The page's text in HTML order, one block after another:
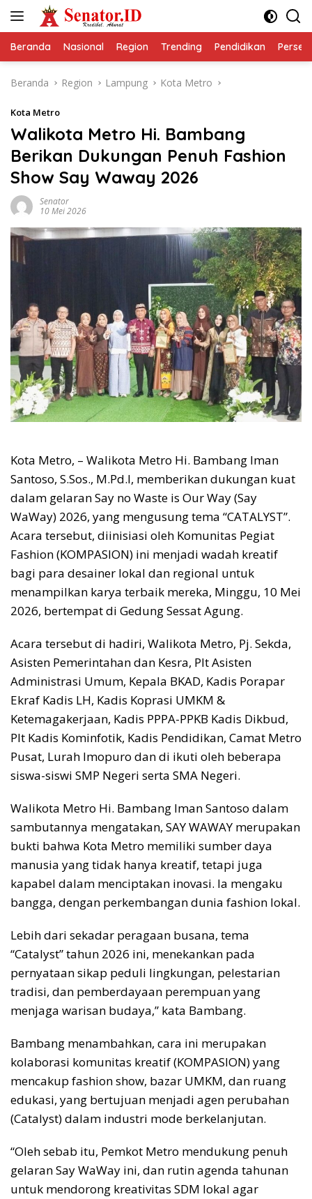
Beranda Nasional Region Trending Pendidikan
Beranda Region Lampung Kota Metro
Kota Metro
Walikota Metro Hi. Bambang
Berikan Dukungan Penuh Fashion
Show Say Waway 2026
Senator
10 Mei 2026
Kota Metro, – Walikota Metro Hi. Bambang Iman
Santoso, S.Sos., M.Pd.I, memberikan dukungan kuat
dalam gelaran Say no Waste is Our Way (Say
WaWay) 2026, yang mengusung tema “CATALYST”.
Acara tersebut, diinisiasi oleh Komunitas Pegiat
Fashion (KOMPASION) ini menjadi wadah kreatif
bagi para desainer lokal dan regional untuk
menampilkan karya terbaik mereka, Minggu, 10 Mei
2026, bertempat di Gedung Sessat Agung.
Acara tersebut di hadiri, Walikota Metro, Pj. Sekda,
Asisten Pemerintahan dan Kesra, Plt Asisten
Administrasi Umum, Kepala BKAD, Kadis Porapar
Ekraf Kadis LH, Kadis Koprasi UMKM &
Ketemagakerjaan, Kadis PPPA-PPKB Kadis Dikbud,
Plt Kadis Kominfotik, Kadis Pendidikan, Camat Metro
Pusat, Lurah Imopuro dan di ikuti oleh beberapa
siswa-siswi SMP Negeri serta SMA Negeri.
Walikota Metro Hi. Bambang Iman Santoso dalam
sambutannya mengatakan, SAY WAWAY merupakan
bukti bahwa Kota Metro memiliki sumber daya
manusia yang tidak hanya kreatif, tetapi juga
kapabel dalam menciptakan inovasi. Ia mengaku
bangga, dengan perkembangan dunia fashion lokal.
Lebih dari sekadar peragaan busana, tema
“Catalyst” tahun 2026 ini, menekankan pada
pernyataan sikap peduli lingkungan, pelestarian
tradisi, dan pemberdayaan perempuan yang
menjaga warisan budaya,” kata Bambang.
Bambang menambahkan, cara ini merupakan
kolaborasi komunitas kreatif (KOMPASION) yang
mencakup fashion show, bazar UMKM, dan ruang
edukasi, yang bertujuan menjadi agen perubahan
(Catalyst) dalam industri mode berkelanjutan.
“Oleh sebab itu, Pemkot Metro mendukung penuh
gelaran Say WaWay ini, dan rutin agenda tahunan
untuk mendorong kreativitas SDM lokal agar